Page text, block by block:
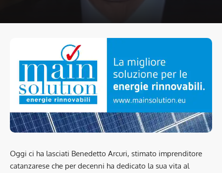
Oggi ci ha lasciati Benedetto Arcuri, stimato imprenditore
catanzarese che per decenni ha dedicato la sua vita al